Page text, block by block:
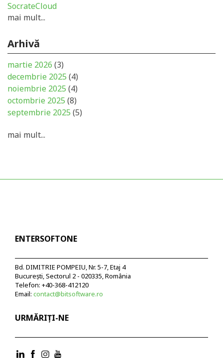
SocrateCloud
mai mult...
Arhivă
martie 2026 (3)
decembrie 2025 (4)
noiembrie 2025 (4)
octombrie 2025 (8)
septembrie 2025 (5)
mai mult...
ENTERSOFTONE
Bd. DIMITRIE POMPEIU, Nr. 5-7, Etaj 4
București, Sectorul 2 - 020335, România
Telefon: +40-368-412120
Email: contact@bitsoftware.ro
URMĂRIȚI-NE